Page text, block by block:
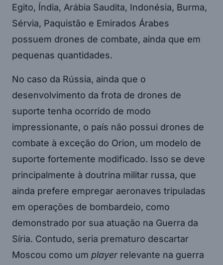
Egito, Índia, Arábia Saudita, Indonésia, Burma,
Sérvia, Paquistão e Emirados Árabes
possuem drones de combate, ainda que em
pequenas quantidades.
No caso da Rússia, ainda que o
desenvolvimento da frota de drones de
suporte tenha ocorrido de modo
impressionante, o país não possui drones de
combate à exceção do Orion, um modelo de
suporte fortemente modificado. Isso se deve
principalmente à doutrina militar russa, que
ainda prefere empregar aeronaves tripuladas
em operações de bombardeio, como
demonstrado por sua atuação na Guerra da
Síria. Contudo, seria prematuro descartar
Moscou como um player relevante na guerra